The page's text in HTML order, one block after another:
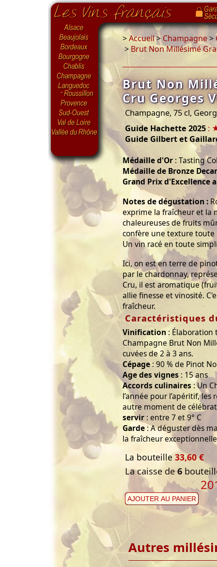
>Accueil>Champagne>
> Brut Non Millésimé
Brut Non
Cru Georges
Champagne, 75 cl,
Guide Hachette 2025 :
Guide Gilbert et
Médaille d'Or : Tasting
Médaille de Bronze
Grand Prix d'Excellence
Notes de dégustation :
exprime la fraîcheur et la
chaleureuses de fruits
confère une texture toute
Un vin racé en toute
Ici, on est en terre de
par le chardonnay,
Cru, il est aromatique
allie finesse et vinosité.
fraîcheur.
Caractéristiques
Vinification :
Champagne Brut Non
cuvées de 2 à 3 ans.
Cépage : 90 % de Pinot
Age des vignes : 15 ans
Accords culinaires: Un
l’année pour l’apéritif,
autre moment de
servir : entre 7 et 9° C
Garde : A déguster dès
la fraîcheur
La bouteille 33,60 €
La caisse de6
AJOUTER AU PANIER
Autres